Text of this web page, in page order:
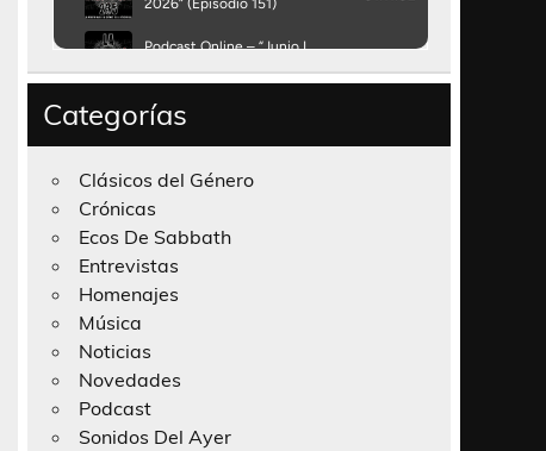
Categorías
Clásicos del Género
Crónicas
Ecos De Sabbath
Entrevistas
Homenajes
Música
Noticias
Novedades
Podcast
Sonidos Del Ayer